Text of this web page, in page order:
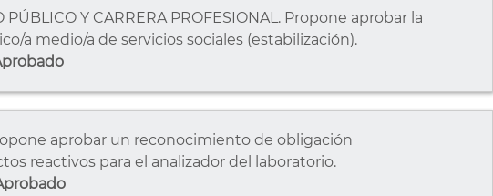
PÚBLICO Y CARRERA PROFESIONAL. Propone aprobar la
a medio/a de servicios sociales (estabilización).
aprobar un reconocimiento de obligación
reactivos para el analizador del laboratorio.